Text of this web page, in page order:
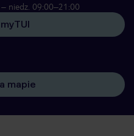
niedz. 09:00–21:00
mapie